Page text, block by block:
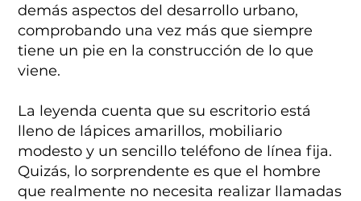
demás aspectos del desarrollo urbano,
comprobando una vez más que siempre
tiene un pie en la construcción de lo que
viene.
La leyenda cuenta que su escritorio está
lleno de lápices amarillos, mobiliario
modesto y un sencillo teléfono de línea fija.
Quizás, lo sorprendente es que el hombre
que realmente no necesita realizar llamadas